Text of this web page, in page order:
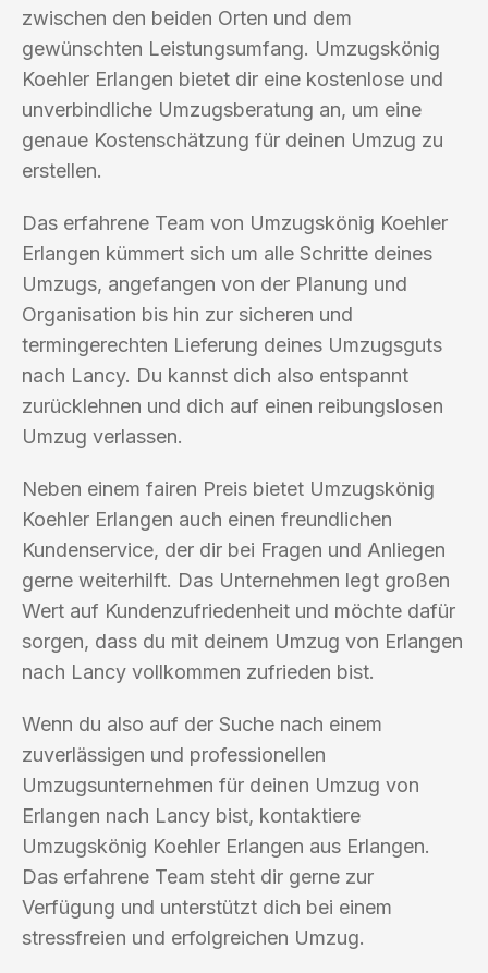
zwischen den beiden Orten und dem
gewünschten Leistungsumfang. Umzugskönig
Koehler Erlangen bietet dir eine kostenlose und
unverbindliche Umzugsberatung an, um eine
genaue Kostenschätzung für deinen Umzug zu
erstellen.
Das erfahrene Team von Umzugskönig Koehler
Erlangen kümmert sich um alle Schritte deines
Umzugs, angefangen von der Planung und
Organisation bis hin zur sicheren und
termingerechten Lieferung deines Umzugsguts
nach Lancy. Du kannst dich also entspannt
zurücklehnen und dich auf einen reibungslosen
Umzug verlassen.
Neben einem fairen Preis bietet Umzugskönig
Koehler Erlangen auch einen freundlichen
Kundenservice, der dir bei Fragen und Anliegen
gerne weiterhilft. Das Unternehmen legt großen
Wert auf Kundenzufriedenheit und möchte dafür
sorgen, dass du mit deinem Umzug von Erlangen
nach Lancy vollkommen zufrieden bist.
Wenn du also auf der Suche nach einem
zuverlässigen und professionellen
Umzugsunternehmen für deinen Umzug von
Erlangen nach Lancy bist, kontaktiere
Umzugskönig Koehler Erlangen aus Erlangen.
Das erfahrene Team steht dir gerne zur
Verfügung und unterstützt dich bei einem
stressfreien und erfolgreichen Umzug.